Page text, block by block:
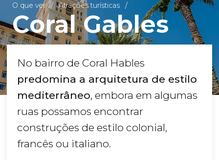
O que ver Atrações turísticas
Coral Gables
No bairro de Coral Hables
predomina a arquitetura de estilo
mediterrâneo, embora em algumas
ruas possamos encontrar
construções de estilo colonial,
francês ou italiano.